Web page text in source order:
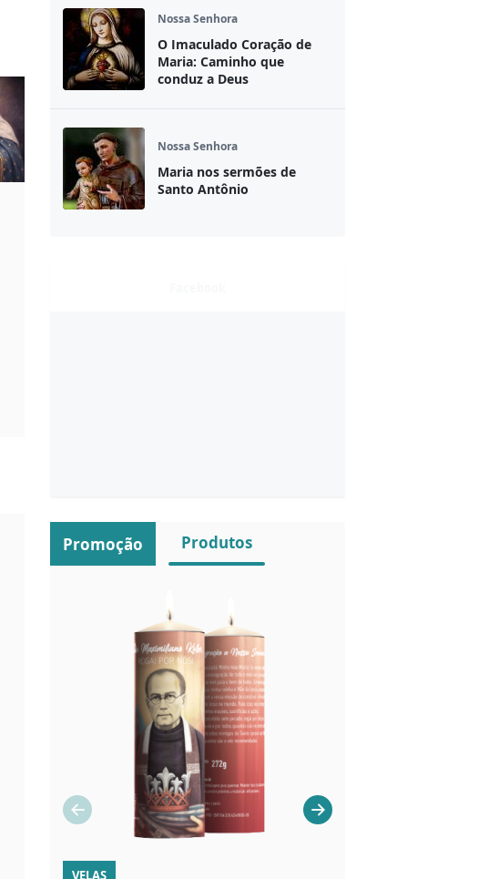
Promoção Produtos
VELAS
Nossa Senhora
O Imaculado Coração de
Maria: Caminho que
conduz a Deus
Nossa Senhora
Maria nos sermões de
Santo Antônio